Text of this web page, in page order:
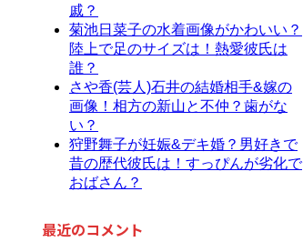
戚？
菊池日菜子の水着画像がかわいい？
陸上で足のサイズは！熱愛彼氏は
誰？
さや香(芸人)石井の結婚相手&嫁の
画像！相方の新山と不仲？歯がな
い？
狩野舞子が妊娠&デキ婚？男好きで
昔の歴代彼氏は！すっぴんが劣化で
おばさん？
最近のコメント